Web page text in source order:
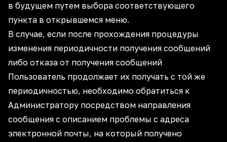
в будущем путем выбора соответствующего
пункта в открывшемся меню.
В случае, если после прохождения процедуры
изменения периодичности получения сообщений
либо отказа от получения сообщений
Пользователь продолжает их получать с той же
периодичностью, необходимо обратиться к
Администратору посредством направления
сообщения с описанием проблемы с адреса
электронной почты, на который получено